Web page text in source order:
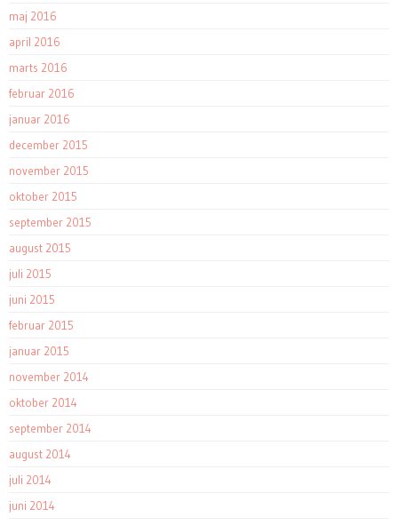
maj 2016
april 2016
marts 2016
februar 2016
januar 2016
december 2015
november 2015
oktober 2015
september 2015
august 2015
juli 2015
juni 2015
februar 2015
januar 2015
november 2014
oktober 2014
september 2014
august 2014
juli 2014
juni 2014